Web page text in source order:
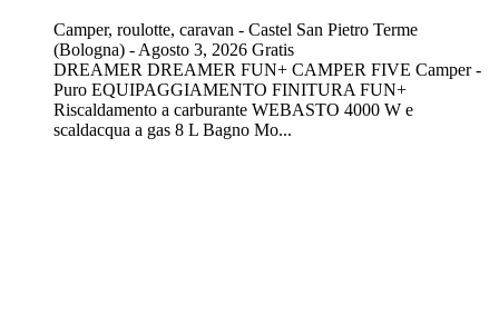
Camper, roulotte, caravan - Castel San Pietro Terme
(Bologna) - Agosto 3, 2026 Gratis
DREAMER DREAMER FUN+ CAMPER FIVE Camper -
Puro EQUIPAGGIAMENTO FINITURA FUN+
Riscaldamento a carburante WEBASTO 4000 W e
scaldacqua a gas 8 L Bagno Mo...